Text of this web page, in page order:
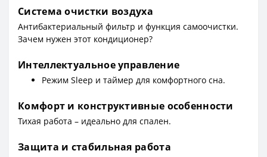
Система очистки воздуха
Антибактериальный фильтр и функция самоочистки.
Зачем нужен этот кондиционер?
Интеллектуальное управление
Режим Sleep и таймер для комфортного сна.
Комфорт и конструктивные особенности
Тихая работа – идеально для спален.
Защита и стабильная работа